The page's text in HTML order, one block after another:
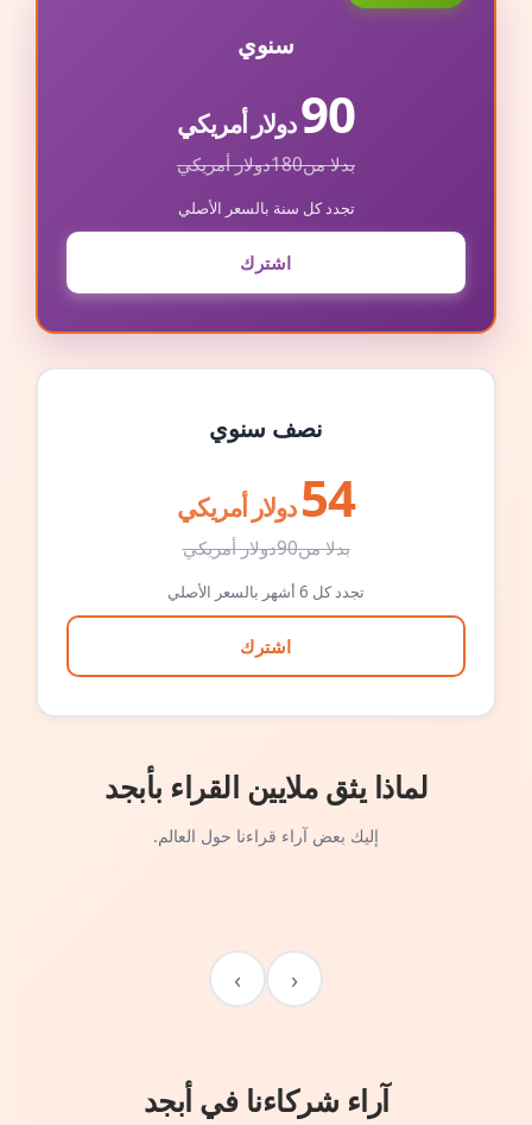
سنوي
90دولار أمريكي
بدلا من180دولار أمريكي
تجدد كل سنة بالسعر الأصلي
اشترك
نصف سنوي
54 دولار أمريكي
بدلا من90دولار أمريكي
تجدد كل 6 أشهر بالسعر الأصلي
اشترك
لماذا يثق ملايين القراء بأبجد
إليك بعض آراء قراءنا حول العالم.
‹
›
آراء شركاءنا في أبجد